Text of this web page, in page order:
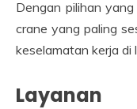
Dengan pilihan
crane yang paling
keselamatan kerja di